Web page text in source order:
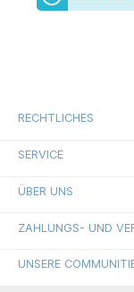
RECHTLICHES
SERVICE
ÜBER UNS
ZAHLUNGS- UND
UNSERE